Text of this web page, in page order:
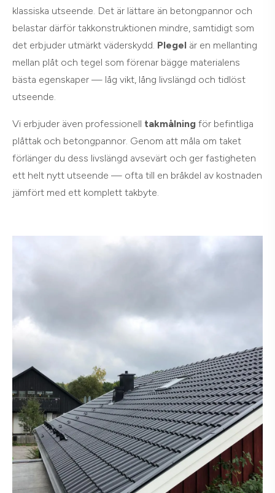
klassiska utseende. Det är lättare än betongpannor och
belastar därför takkonstruktionen mindre, samtidigt som
det erbjuder utmärkt väderskydd. Plegel är en mellanting
mellan plåt och tegel som förenar bägge materialens
bästa egenskaper — låg vikt, lång livslängd och tidlöst
utseende.
Vi erbjuder även professionell takmålning för befintliga
plåttak och betongpannor. Genom att måla om taket
förlänger du dess livslängd avsevärt och ger fastigheten
ett helt nytt utseende — ofta till en bråkdel av kostnaden
jämfört med ett komplett takbyte.